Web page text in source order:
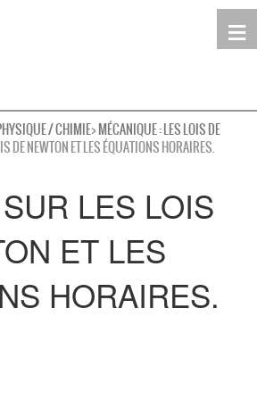
≡
leProfDuWeb
Seconde
Première
Terminale
Rechercher
/ CHIMIE>MÉCANIQUE : LES LOIS DE
DE NEWTON ET LES ÉQUATIONS HORAIRES.
LES LOIS
ET LES
HORAIRES.